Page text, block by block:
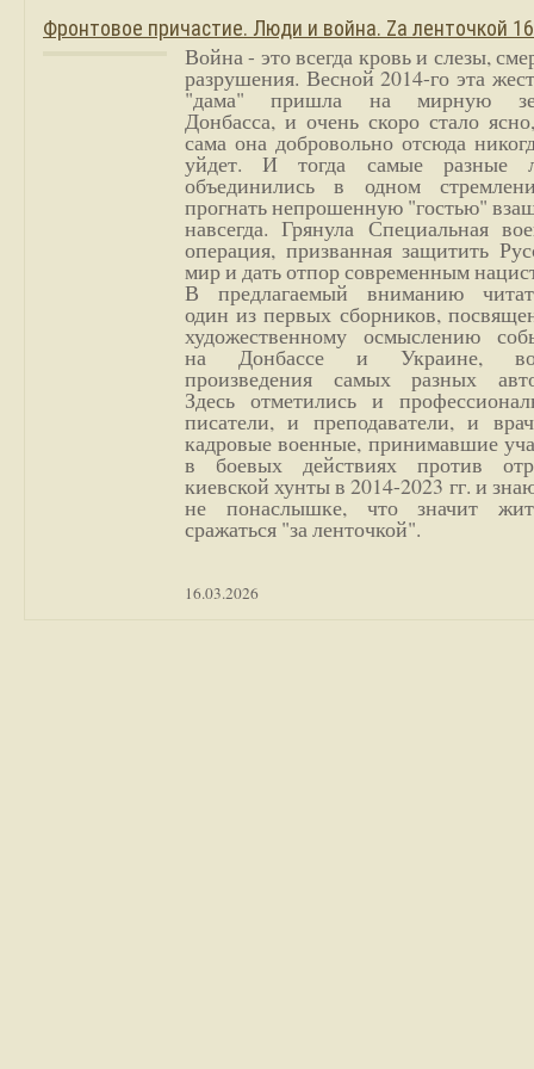
Фронтовое причастие. Люди и война. Zа ленточкой
Война - это всегда кровь и слезы,
разрушения. Весной 2014-го эта
"дама" пришла на мирную
Донбасса, и очень скоро стало
сама она добровольно отсюда
уйдет. И тогда самые разные
объединились в одном
прогнать непрошенную "гостью"
навсегда. Грянула Специальная
операция, призванная защитить
мир и дать отпор современным
В предлагаемый вниманию
один из первых сборников,
художественному осмыслению
на Донбассе и Украине,
произведения самых разных
Здесь отметились и
писатели, и преподаватели, и
кадровые военные, принимавшие
в боевых действиях против
киевской хунты в 2014-2023 гг. и
не понаслышке, что значит
сражаться "за ленточкой".
16.03.2026